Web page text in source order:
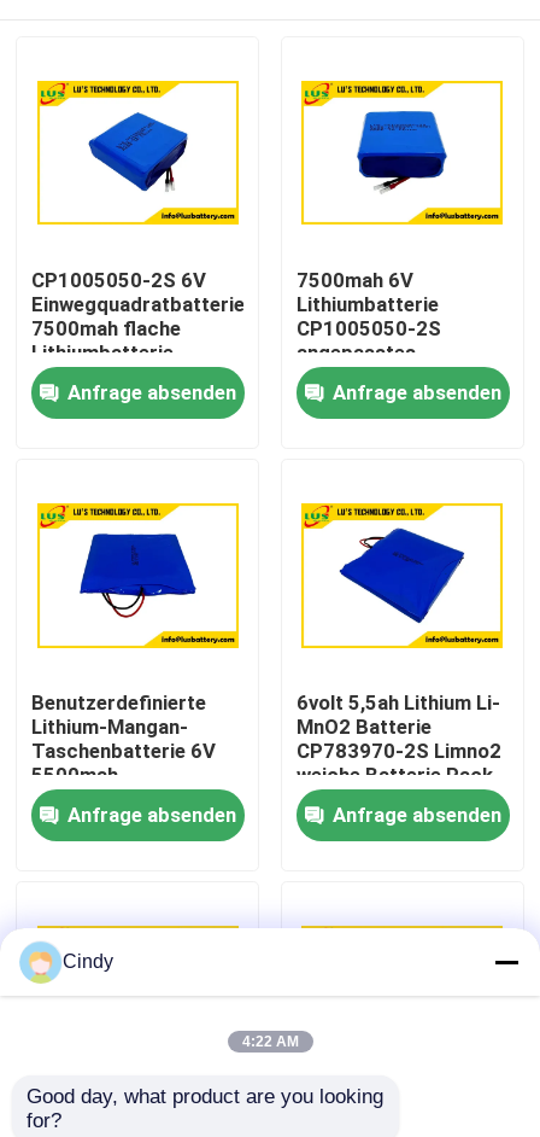
Produkte
Über uns
Qualitätskontrolle
Treten Sie mit uns in Verbindung
Fälle
Lithium-Thionylchlorid-Batterie
Lithium-Mangan-Dioxid-Batterie
CP1005050-2S 6V
Einwegquadratbatterie
7500mah flache
Lithiumbatterie
Anpassung
Anfrage absenden
7500mah 6V
Lithiumbatterie
CP1005050-2S
angepasstes
Lithiumbatteriepaket
Anfrage absenden
Benutzerdefinierte
Lithium-Mangan-
Taschenbatterie 6V
5500mah
Dünnzellbatterie
CP783970-2S
Batterie
Anfrage absenden
6volt 5,5ah Lithium Li-
MnO2 Batterie
CP783970-2S Limno2
weiche Batterie Pack
OEM-Fabrik
Anfrage absenden
Li-MnO2 Pouch Cell
Cindy
4:22 AM
Good day, what product are you looking
for?